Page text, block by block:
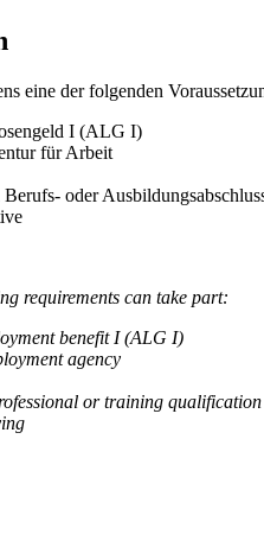
eine der folgenden
I (ALG I)
für Arbeit
oder
requirements can take part:
benefit I (ALG I)
agency
or training qualification